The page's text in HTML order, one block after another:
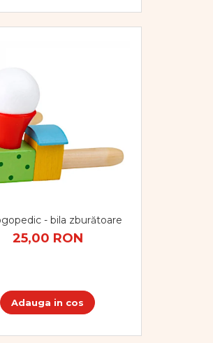
- bila zburătoare
25,00 RON
Adauga in cos